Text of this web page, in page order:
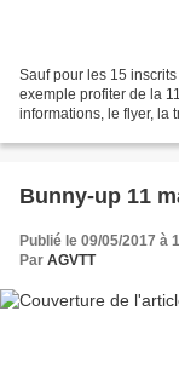
Sauf pour les 15
exemple profiter de la
informations, le flyer, la
Bunny-up 11
Publié le 09/05/2017 à
Par AGVTT